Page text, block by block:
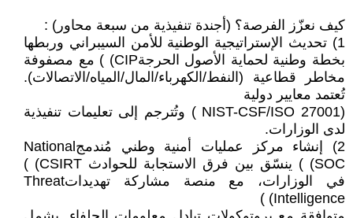
كيف نعزّز الفرصة؟ (أجندة تنفيذية من سبعة محاور) :
1) تحديث الإستراتيجية الوطنية للأمن السيبراني وربطها
بخطة وطنية لحماية الأصول الحرجةCIP) ) مع مصفوفة
مخاطر قطاعية (النفط/الكهرباء/المال/المياه/الاتصالات).
تُعتمد معايير دولية
(NIST-CSF/ISO 27001 ) وتُترجم إلى تعليمات تنفيذية
لدى الوزارات.
2) إنشاء مركز عمليات أمنية وطني مُندمجNational
SOC) ) ينسّق بين فرق الاستجابة للحوادث CSIRT) )
في الوزارات، مع منصة مشاركة تهديداتThreat
Intelligence) )